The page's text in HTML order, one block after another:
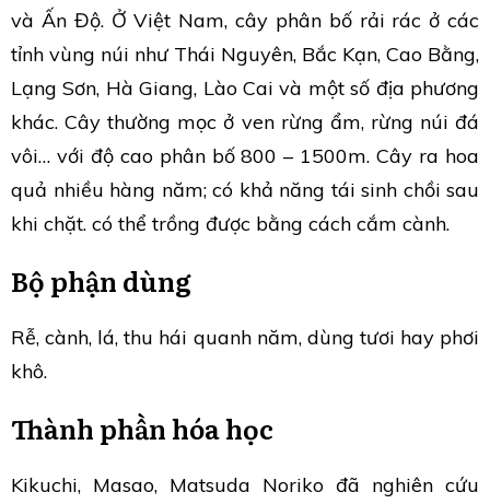
và Ấn Độ. Ở Việt Nam, cây phân bố rải rác ở các
tỉnh vùng núi như Thái Nguyên, Bắc Kạn, Cao Bằng,
Lạng Sơn, Hà Giang, Lào Cai và một số địa phương
khác. Cây thường mọc ở ven rừng ẩm, rừng núi đá
vôi… với độ cao phân bố 800 – 1500m. Cây ra hoa
quả nhiều hàng năm; có khả năng tái sinh chồi sau
khi chặt. có thể trồng được bằng cách cắm cành.
Bộ phận dùng
Rễ, cành, lá, thu hái quanh năm, dùng tươi hay phơi
khô.
Thành phần hóa học
Kikuchi, Masao, Matsuda Noriko đã nghiên cứu